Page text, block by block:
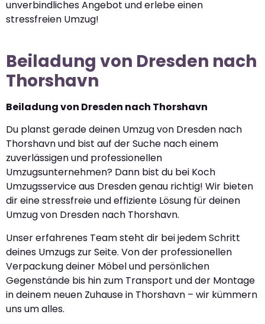
unverbindliches Angebot und erlebe einen
stressfreien Umzug!
Beiladung von Dresden nach
Thorshavn
Beiladung von Dresden nach Thorshavn
Du planst gerade deinen Umzug von Dresden nach
Thorshavn und bist auf der Suche nach einem
zuverlässigen und professionellen
Umzugsunternehmen? Dann bist du bei Koch
Umzugsservice aus Dresden genau richtig! Wir bieten
dir eine stressfreie und effiziente Lösung für deinen
Umzug von Dresden nach Thorshavn.
Unser erfahrenes Team steht dir bei jedem Schritt
deines Umzugs zur Seite. Von der professionellen
Verpackung deiner Möbel und persönlichen
Gegenstände bis hin zum Transport und der Montage
in deinem neuen Zuhause in Thorshavn – wir kümmern
uns um alles.